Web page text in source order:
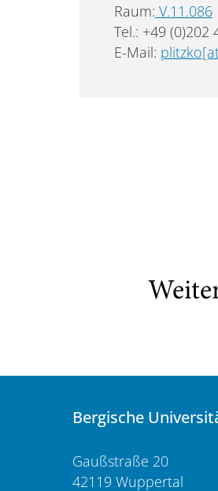
Raum: V.11.086
Tel.: +49 (0)202
E-Mail:
Bergische
Gaußstraße 20
42119 Wuppertal